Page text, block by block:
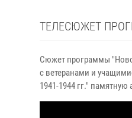
ТЕЛЕСЮЖЕТ
Сюжет программы
с ветеранами и
1941-1944 гг."